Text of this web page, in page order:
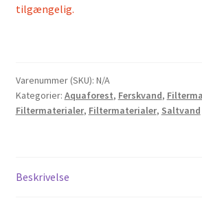
tilgængelig.
Varenummer (SKU): N/A
Kategorier: Aquaforest, Ferskvand,
Filtermaterialer, Filtermaterialer, Saltvand
Beskrivelse